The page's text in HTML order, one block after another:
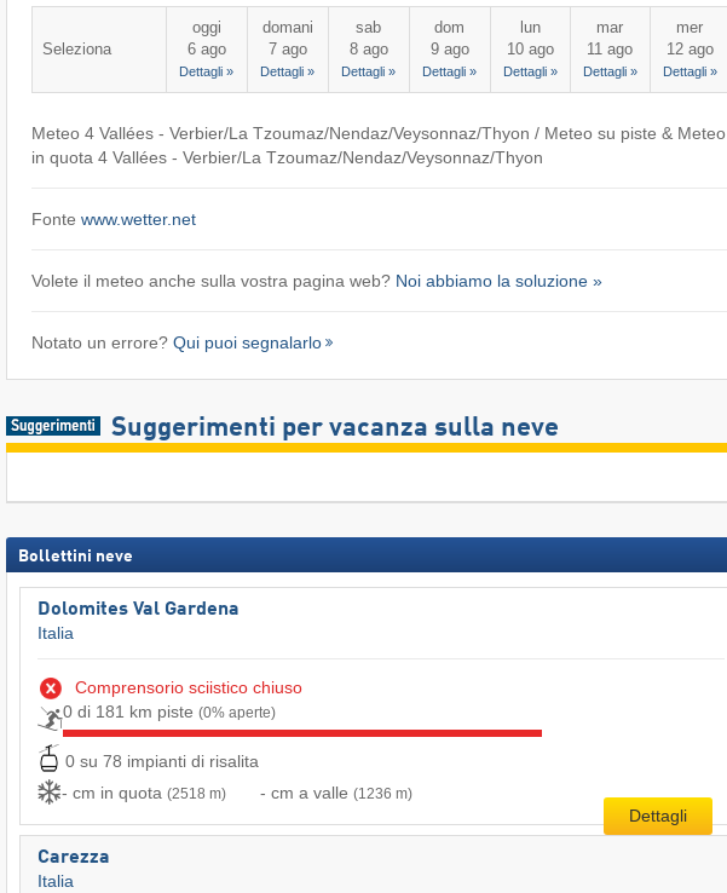
Seleziona
oggi
6 ago
Dettagli »
domani
7 ago
Dettagli »
sab
8 ago
Dettagli »
dom
9 ago
Dettagli »
lun
10 ago
Dettagli »
mar
11 ago
Dettagli »
mer
12 ago
Dettagli »
Meteo 4 Vallées - Verbier/​La Tzoumaz/​Nendaz/​Veysonnaz/​Thyon / Meteo su piste & Meteo
in quota 4 Vallées - Verbier/​La Tzoumaz/​Nendaz/​Veysonnaz/​Thyon
Fonte www.wetter.net
Volete il meteo anche sulla vostra pagina web? Noi abbiamo la soluzione »
Notato un errore? Qui puoi segnalarlo
Suggerimenti per vacanza sulla neve
Bollettini neve
Dolomites Val Gardena
Italia
Comprensorio sciistico chiuso
0 di 181 km piste (0% aperte)
0 su 78 impianti di risalita
- cm in quota (2518 m) - cm a valle (1236 m)
Dettagli
Carezza
Italia